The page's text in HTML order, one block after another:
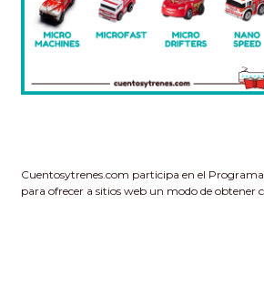
Cuentosytrenes.com participa en el
para ofrecer a sitios web un modo de obtener